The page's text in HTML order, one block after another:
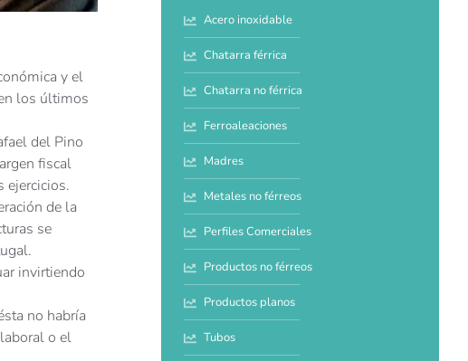
y el
los últimos
del Pino
fiscal
ejercicios.
de la
se
invirtiendo
no habría
o el
Acero inoxidable
Chatarra férrica
Chatarra no férrica
Ferroaleaciones
Madres
Metales no férreos
Perfiles Comerciales
Productos no férreos
Productos planos
Tubos